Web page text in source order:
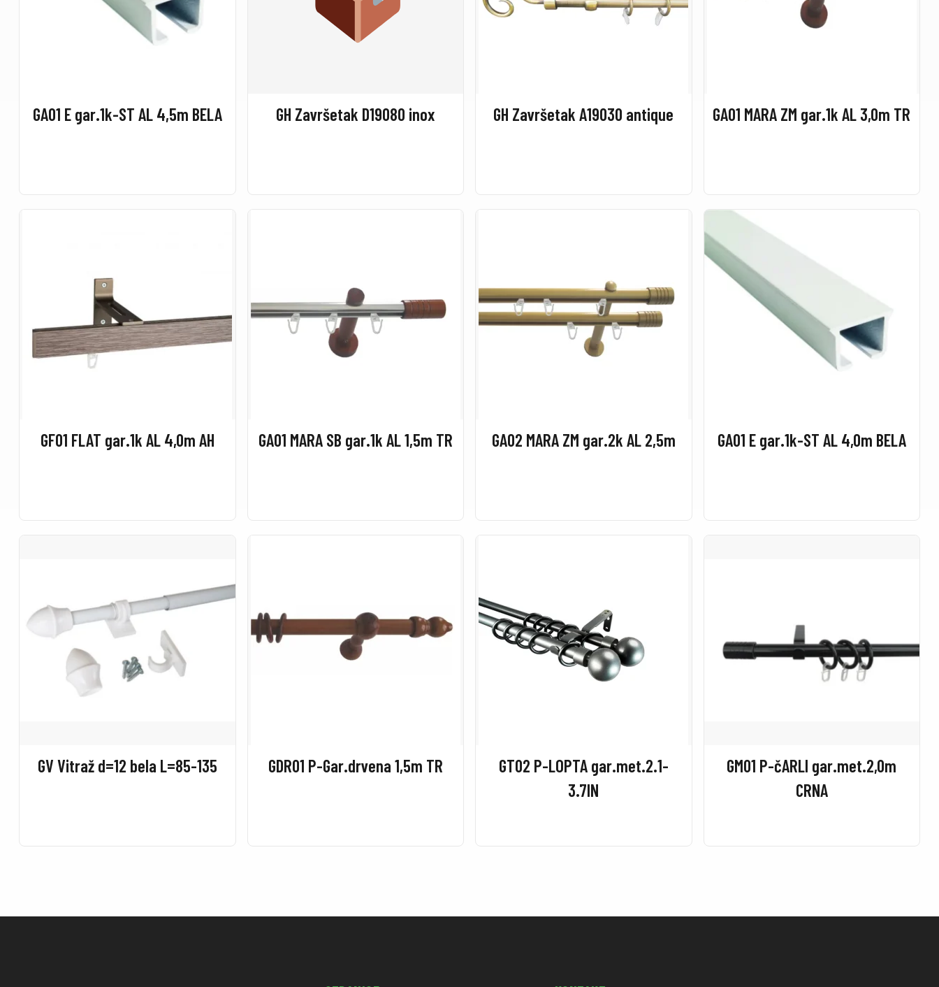
GA01 E gar.1k-ST AL 4,5m BELA GH Završetak D19080 inox GH Završetak A19030 antique GA01 MARA ZM gar.1k AL 3,0m TR
GF01 FLAT gar.1k AL 4,0m AH GA01 MARA SB gar.1k AL 1,5m TR GA02 MARA ZM gar.2k AL 2,5m GA01 E gar.1k-ST AL 4,0m BELA
GV Vitraž d=12 bela L=85-135 GDR01 P-Gar.drvena 1,5m TR
GT02 P-LOPTA gar.met.2.1-
3.7IN
GM01 P-čARLI gar.met.2,0m
CRNA